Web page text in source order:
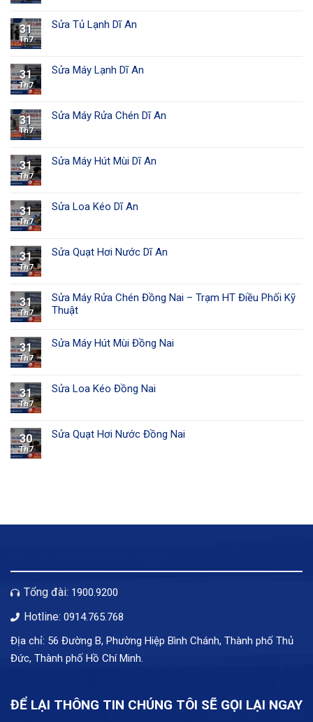
31
Th7
Sửa Tủ Lạnh Dĩ An
31
Th7
Sửa Máy Lạnh Dĩ An
31
Th7
Sửa Máy Rửa Chén Dĩ An
31
Th7
Sửa Máy Hút Mùi Dĩ An
31
Th7
Sửa Loa Kéo Dĩ An
31
Th7
Sửa Quạt Hơi Nước Dĩ An
31
Th7
Sửa Máy Rửa Chén Đồng Nai – Trạm HT Điều Phối Kỹ
Thuật
31
Th7
Sửa Máy Hút Mùi Đồng Nai
31
Th7
Sửa Loa Kéo Đồng Nai
30
Th7
Sửa Quạt Hơi Nước Đồng Nai
Tổng đài: 1900.9200
Hotline: 0914.765.768
Địa chỉ: 56 Đường B, Phường Hiệp Bình Chánh, Thành phố Thủ
Đức, Thành phố Hồ Chí Minh.
ĐỂ LẠI THÔNG TIN CHÚNG TÔI SẼ GỌI LẠI NGAY